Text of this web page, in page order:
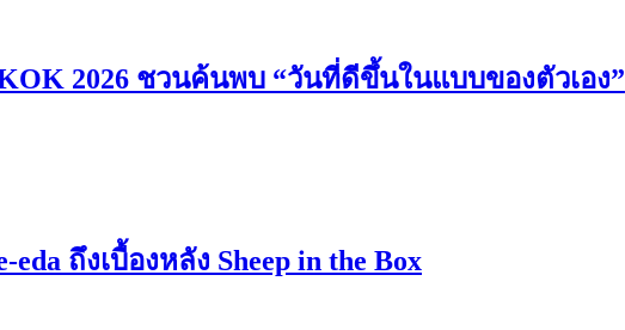
2026 ชวนค้นพบ “วันที่ดีขึ้นในแบบของตัวเอง”
ถึงเบื้องหลัง Sheep in the Box